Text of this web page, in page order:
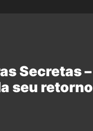
Secretas –
seu retorno